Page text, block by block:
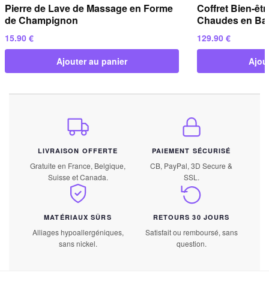
Pierre de Lave de Massage en Forme
de Champignon
15.90 €
Ajouter au panier
Coffret Bien-
Chaudes en
129.90 €
LIVRAISON OFFERTE
Gratuite en France, Belgique,
Suisse et Canada.
PAIEMENT SÉCURISÉ
CB, PayPal, 3D Secure &
SSL.
MATÉRIAUX SÛRS
Alliages hypoallergéniques,
sans nickel.
RETOURS 30 JOURS
Satisfait ou remboursé, sans
question.